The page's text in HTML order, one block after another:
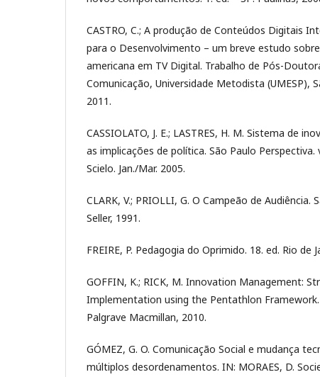
CASTRO, C.; A produção de Conteúdos Digitais
para o Desenvolvimento – um breve estudo
americana em TV Digital. Trabalho de Pós-
Comunicação, Universidade Metodista (UMESP),
2011.
CASSIOLATO, J. E.; LASTRES, H. M. Sistema de
as implicações de política. São Paulo Perspectiva.
Scielo. Jan./Mar. 2005.
CLARK, V.; PRIOLLI, G. O Campeão de Audiência.
Seller, 1991.
FREIRE, P. Pedagogia do Oprimido. 18. ed. Rio de
GOFFIN, K.; RICK, M. Innovation Management:
Implementation using the Pentathlon Framework.
Palgrave Macmillan, 2010.
GÓMEZ, G. O. Comunicação Social e mudança
múltiplos desordenamentos. IN: MORAES, D.